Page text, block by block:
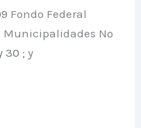
Fondo Federal
Municipalidades Nº
30 ; y